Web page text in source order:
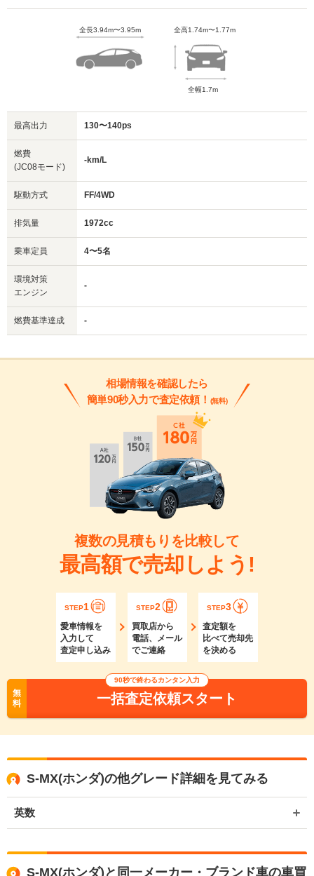
全長3.94m〜3.95m 全高1.74m〜1.77m
全幅1.7m
最高出力 130〜140ps
燃費
(JC08モード)
-km/L
駆動方式 FF/4WD
排気量 1972cc
乗車定員 4〜5名
環境対策
エンジン
-
燃費基準達成 -
相場情報を確認したら
簡単90秒入力で査定依頼！ (無料)
複数の見積もりを比較して
最高額で売却しよう!
STEP1
愛車情報を
入力して
査定申し込み
STEP2
買取店から
電話、メール
でご連絡
STEP3
査定額を
比べて売却先
を決める
無
料
90秒で終わるカンタン入力
一括査定依頼スタート
S-MX(ホンダ)の他グレード詳細を見てみる
英数
S-MX(ホンダ)と同一メーカー・ブランド車の車買